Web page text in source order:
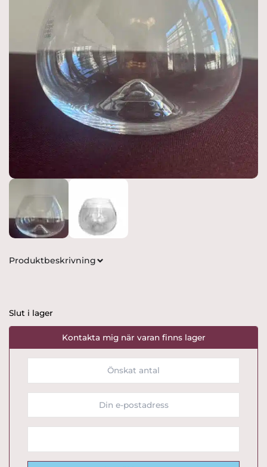
Produktbeskrivning
Slut i lager
Kontakta mig när varan finns lager